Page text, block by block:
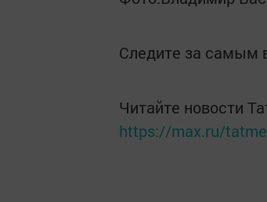
Следите за самым
Читайте новости
https://max.ru/